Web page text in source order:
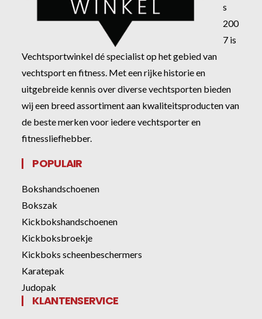
s
200
7 is
Vechtsportwinkel dé specialist op het gebied van
vechtsport en fitness. Met een rijke historie en
uitgebreide kennis over diverse vechtsporten bieden
wij een breed assortiment aan kwaliteitsproducten van
de beste merken voor iedere vechtsporter en
fitnessliefhebber.
POPULAIR
Bokshandschoenen
Bokszak
Kickbokshandschoenen
Kickboksbroekje
Kickboks scheenbeschermers
Karatepak
Judopak
KLANTENSERVICE